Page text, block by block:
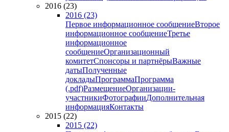
2016 (23)
2016 (23)
Первое информационное сообщениеВторое
информационное сообщениеТретье
информационное
сообщениеОрганизационный
комитетСпонсоры и партнёрыВажные
датыПолученные
докладыПрограммаПрограмма
(.pdf)РазмещениеОрганизации-
участникиФотографииДополнительная
информацияКонтакты
2015 (22)
2015 (22)